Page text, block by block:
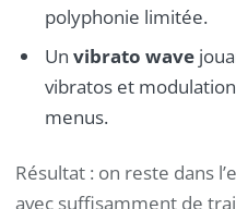
polyphonie limitée.
Un vibrato wave
vibratos et
menus.
Résultat : on reste dans
avec suffisamment de